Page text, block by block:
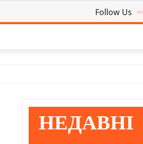
Follow Us
НЕДАВНІ